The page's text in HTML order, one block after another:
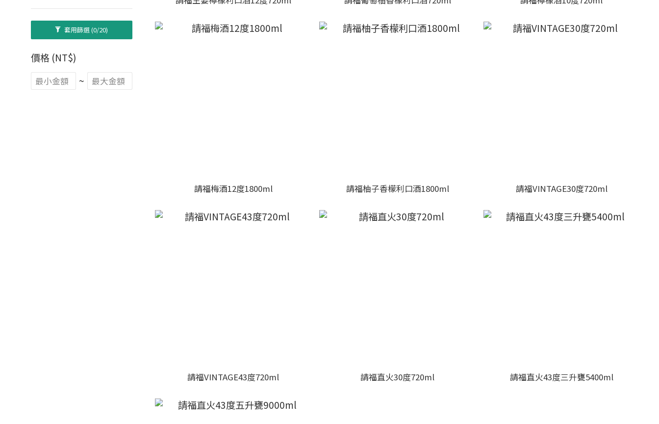
套用篩選(0/20)
價格 (NT$)
~
請福梅酒12度1800ml 請福柚子香檬利口酒1800ml 請福VINTAGE30度720ml
請福VINTAGE43度720ml 請福直火30度720ml 請福直火43度三升甕5400ml